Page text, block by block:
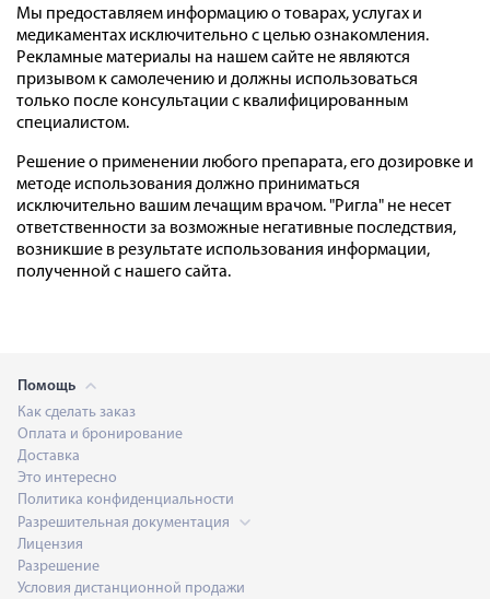
Мы предоставляем информацию о товарах, услугах и
медикаментах исключительно с целью ознакомления.
Рекламные материалы на нашем сайте не являются
призывом к самолечению и должны использоваться
только после консультации с квалифицированным
специалистом.
Решение о применении любого препарата, его дозировке и
методе использования должно приниматься
исключительно вашим лечащим врачом. "Ригла" не несет
ответственности за возможные негативные последствия,
возникшие в результате использования информации,
полученной с нашего сайта.
Помощь
Как сделать заказ
Оплата и бронирование
Доставка
Это интересно
Политика конфиденциальности
Разрешительная документация
Лицензия
Разрешение
Условия дистанционной продажи